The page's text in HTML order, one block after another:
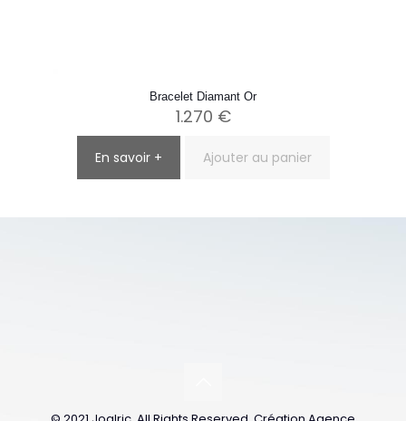
Bracelet Diamant Or
1.270 €
En savoir + Ajouter au panier